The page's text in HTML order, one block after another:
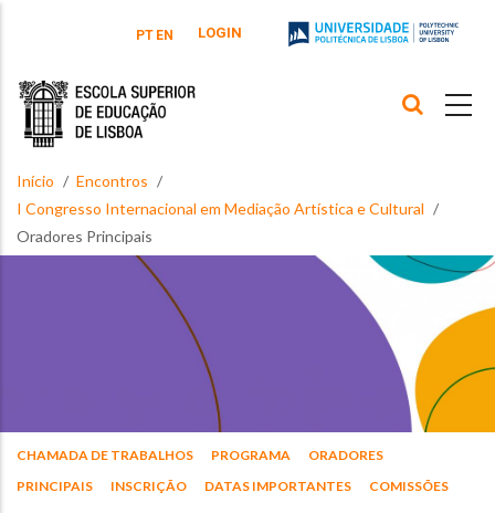
PT EN LOGIN
Início
Encontros
I Congresso Internacional em Mediação Artística e Cultural
Oradores Principais
CHAMADA DE TRABALHOS PROGRAMA
ORADORES
PRINCIPAIS
INSCRIÇÃO DATAS IMPORTANTES COMISSÕES